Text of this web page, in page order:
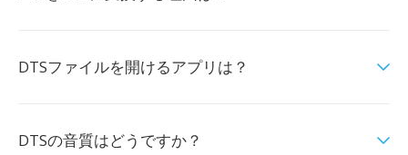
DTSファイルを開けるアプリは？
DTSの音質はどうですか？